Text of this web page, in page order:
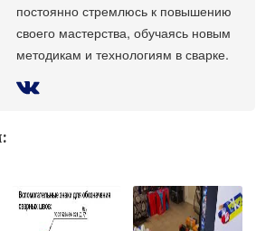
постоянно стремлюсь к повышению
своего мастерства, обучаясь новым
методикам и технологиям в сварке.